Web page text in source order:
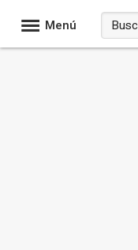
Menú